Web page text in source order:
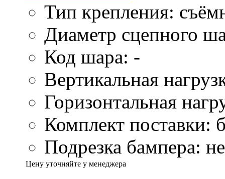
Тип крепления:
Диаметр сцепного
Код шара: -
Вертикальная
Горизонтальная
Комплект поставки:
Подрезка бампера:
Цену уточняйте у менеджера